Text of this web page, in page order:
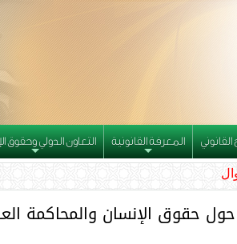
القانوني
+
المعرفة القانونية
+
التعاون الدولي وحقوق
حقوق الإنسان والمحاكمة